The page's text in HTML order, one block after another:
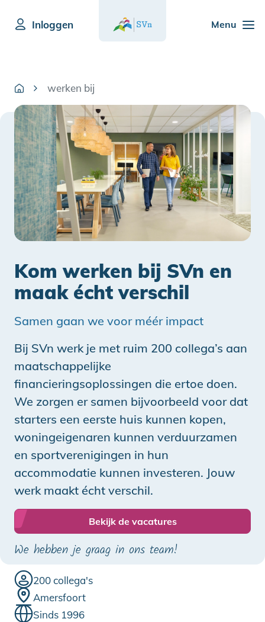
Menu
Inloggen
werken bij
Kom werken bij SVn en
maak écht verschil
Samen gaan we voor méér impact
Bij SVn werk je met ruim 200 collega’s aan
maatschappelijke
financieringsoplossingen die ertoe doen.
We zorgen er samen bijvoorbeeld voor dat
starters een eerste huis kunnen kopen,
woningeigenaren kunnen verduurzamen
en sportverenigingen in hun
accommodatie kunnen investeren. Jouw
werk maakt écht verschil.
Bekijk de vacatures
We hebben je graag in ons team!
200 collega's
Amersfoort
Sinds 1996